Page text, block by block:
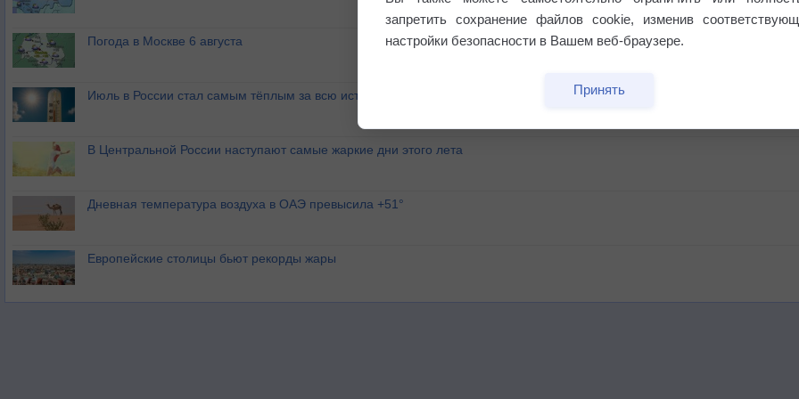
Погода в Москве 6 августа
Июль в России стал самым тёплым за всю историю
В Центральной России наступают самые жаркие дни этого лета
Дневная температура воздуха в ОАЭ превысила +51°
Европейские столицы бьют рекорды жары
запретить сохранение файлов cookie, изменив
настройки безопасности в Вашем веб-браузере.
Принять